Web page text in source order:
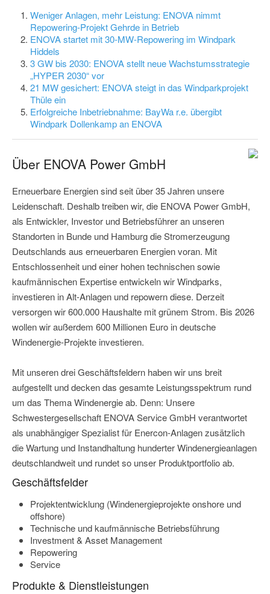
Weniger Anlagen, mehr Leistung: ENOVA nimmt
Repowering-Projekt Gehrde in Betrieb
ENOVA startet mit 30-MW-Repowering im Windpark
Hiddels
3 GW bis 2030: ENOVA stellt neue Wachstumsstrategie
„HYPER 2030“ vor
21 MW gesichert: ENOVA steigt in das Windparkprojekt
Thüle ein
Erfolgreiche Inbetriebnahme: BayWa r.e. übergibt
Windpark Dollenkamp an ENOVA
Über ENOVA Power GmbH
Erneuerbare Energien sind seit über 35 Jahren unsere
Leidenschaft. Deshalb treiben wir, die ENOVA Power GmbH,
als Entwickler, Investor und Betriebsführer an unseren
Standorten in Bunde und Hamburg die Stromerzeugung
Deutschlands aus erneuerbaren Energien voran. Mit
Entschlossenheit und einer hohen technischen sowie
kaufmännischen Expertise entwickeln wir Windparks,
investieren in Alt-Anlagen und repowern diese. Derzeit
versorgen wir 600.000 Haushalte mit grünem Strom. Bis 2026
wollen wir außerdem 600 Millionen Euro in deutsche
Windenergie-Projekte investieren.
Mit unseren drei Geschäftsfeldern haben wir uns breit
aufgestellt und decken das gesamte Leistungsspektrum rund
um das Thema Windenergie ab. Denn: Unsere
Schwestergesellschaft ENOVA Service GmbH verantwortet
als unabhängiger Spezialist für Enercon-Anlagen zusätzlich
die Wartung und Instandhaltung hunderter Windenergieanlagen
deutschlandweit und rundet so unser Produktportfolio ab.
Geschäftsfelder
Projektentwicklung (Windenergieprojekte onshore und
offshore)
Technische und kaufmännische Betriebsführung
Investment & Asset Management
Repowering
Service
Produkte & Dienstleistungen